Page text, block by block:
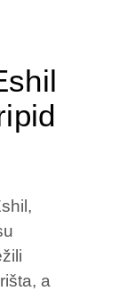
a